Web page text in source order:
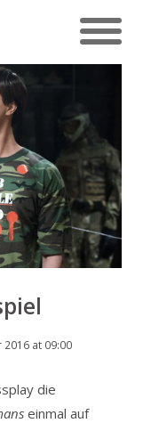
at 09:00
die
einmal auf